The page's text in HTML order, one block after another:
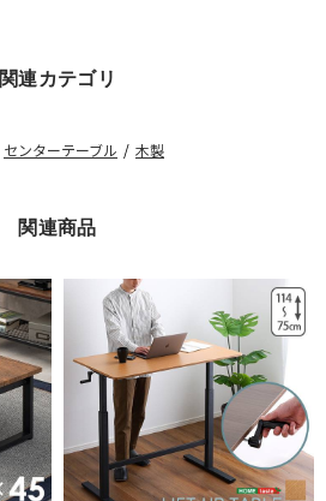
関連カテゴリ
センターテーブル / 木製
関連商品